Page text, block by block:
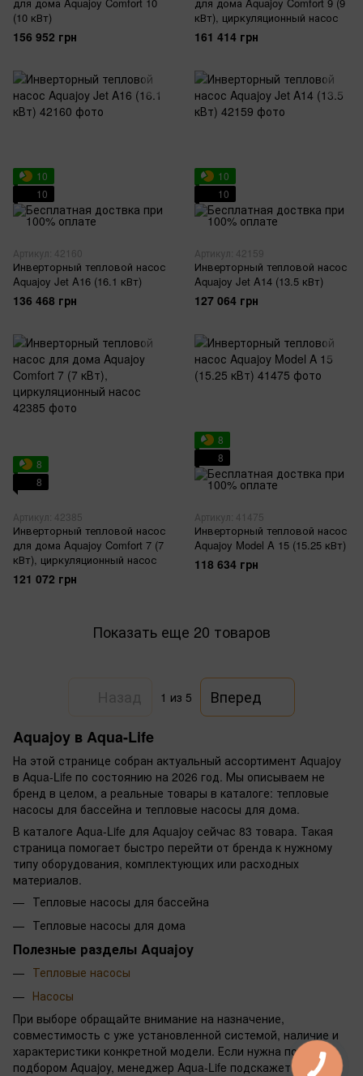
(10 кВт)
156 952 грн
кВт), циркуляционный насос
161 414 грн
10
10
Артикул: 42160
Инверторный тепловой насос
Aquajoy Jet A16 (16.1 кВт)
136 468 грн
10
10
Артикул: 42159
Инверторный тепловой насос
Aquajoy Jet A14 (13.5 кВт)
127 064 грн
8
8
Артикул: 42385
Инверторный тепловой насос
для дома Aquajoy Comfort 7 (7
кВт), циркуляционный насос
121 072 грн
8
8
Артикул: 41475
Инверторный тепловой насос
Aquajoy Model A 15 (15.25 кВт)
118 634 грн
Показать еще 20 товаров
1 из 5
Вперед
Aquajoy в Aqua-Life
На этой странице собран актуальный ассортимент Aquajoy
в Aqua-Life по состоянию на 2026 год. Мы описываем не
бренд в целом, а реальные товары в каталоге: тепловые
насосы для бассейна и тепловые насосы для дома.
В каталоге Aqua-Life для Aquajoy сейчас 83 товара. Такая
страница помогает быстро перейти от бренда к нужному
типу оборудования, комплектующих или расходных
материалов.
Тепловые насосы для бассейна
Тепловые насосы для дома
Полезные разделы Aquajoy
Тепловые насосы
Насосы
При выборе обращайте внимание на назначение,
совместимость с уже установленной системой, наличие и
характеристики конкретной модели. Если нужна помощь с
подбором Aquajoy, менеджер Aqua-Life подскажет